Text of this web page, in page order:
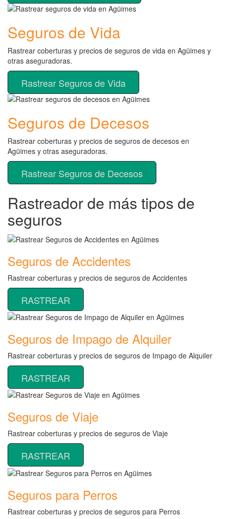
Seguros de Vida
Rastrear coberturas y precios de seguros de vida en Agüimes y
otras aseguradoras.
Rastrear Seguros de Vida
Seguros de Decesos
Rastrear coberturas y precios de seguros de decesos en
Agüimes y otras aseguradoras.
Rastrear Seguros de Decesos
Rastreador de más tipos de
seguros
Seguros de Accidentes
Rastrear coberturas y precios de seguros de Accidentes
RASTREAR
Seguros de Impago de Alquiler
Rastrear coberturas y precios de seguros de Impago de Alquiler
RASTREAR
Seguros de Viaje
Rastrear coberturas y precios de seguros de Viaje
RASTREAR
Seguros para Perros
Rastrear coberturas y precios de seguros para Perros